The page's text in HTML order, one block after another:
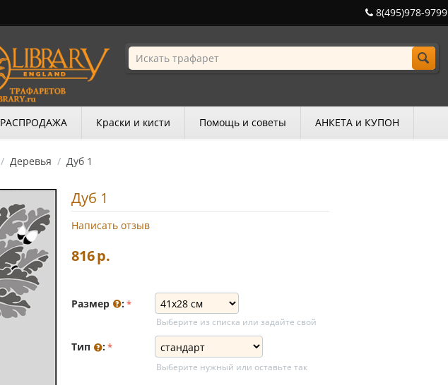
8(495)978-9799
РАСПРОДАЖА Краски и кисти Помощь и советы АНКЕТА и КУПОН
/ Деревья / Дуб 1
Дуб 1
Написать отзыв
816р.
Размер :
Выберите из списка или задайте свой
Тип :
Выберите нужный или оставьте так